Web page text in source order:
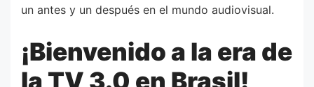
un antes y un después en el mundo audiovisual.
¡Bienvenido a la era de
la TV 3.0 en Brasil!